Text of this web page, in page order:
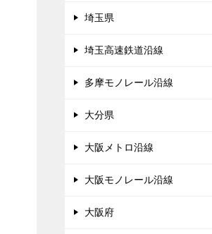
埼玉県
埼玉高速鉄道沿線
多摩モノレール沿線
大分県
大阪メトロ沿線
大阪モノレール沿線
大阪府